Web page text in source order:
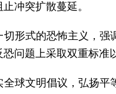
冲突扩散蔓延。
形式的恐怖主义，
问题上采取双重标
球文明倡议，弘扬